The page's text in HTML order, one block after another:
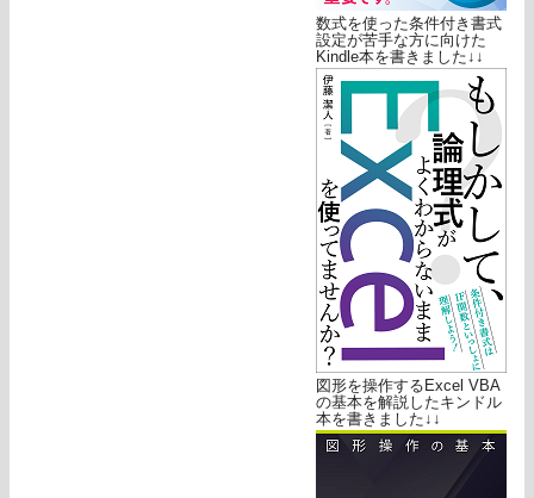
数式を使った条件付き書式
設定が苦手な方に向けた
Kindle本を書きました↓↓
図形を操作するExcel VBA
の基本を解説したキンドル
本を書きました↓↓